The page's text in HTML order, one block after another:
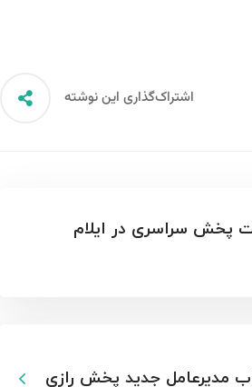
اشتراک‌گذاری این نوشته
۲۶ شرکت پخش سراسری در ایلام
مدیرعامل جدید پخش رازی